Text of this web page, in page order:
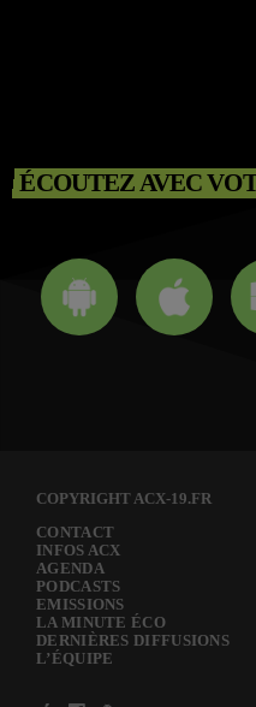
ÉCOUTEZ AVEC
COPYRIGHT ACX-19.FR
CONTACT
INFOS ACX
AGENDA
PODCASTS
EMISSIONS
LA MINUTE ÉCO
DERNIÈRES DIFFUSIONS
L’ÉQUIPE